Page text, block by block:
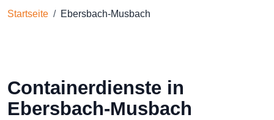
Startseite Ebersbach-Musbach
Containerdienste in
Ebersbach-Musbach